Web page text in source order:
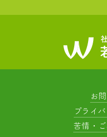
お
プライ
苦情・